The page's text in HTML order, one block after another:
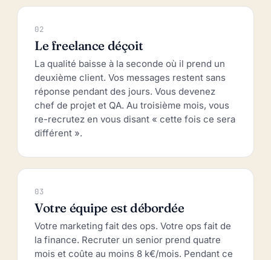
02
Le freelance déçoit
La qualité baisse à la seconde où il prend un
deuxième client. Vos messages restent sans
réponse pendant des jours. Vous devenez
chef de projet et QA. Au troisième mois, vous
re-recrutez en vous disant « cette fois ce sera
différent ».
03
Votre équipe est débordée
Votre marketing fait des ops. Votre ops fait de
la finance. Recruter un senior prend quatre
mois et coûte au moins 8 k€/mois. Pendant ce